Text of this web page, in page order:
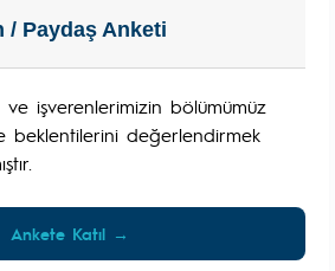
/ Paydaş Anketi
ve işverenlerimizin bölümümüz
beklentilerini değerlendirmek
Ankete Katıl →